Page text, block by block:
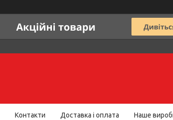
Контакти Доставка і оплата Наше